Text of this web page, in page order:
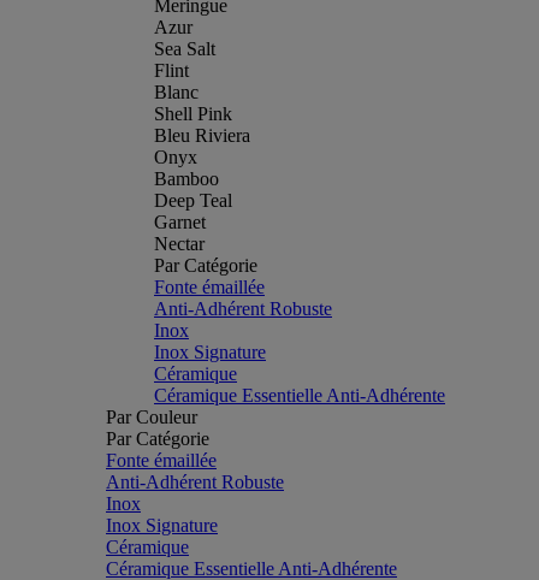
Meringue
Azur
Sea Salt
Flint
Blanc
Shell Pink
Bleu Riviera
Onyx
Bamboo
Deep Teal
Garnet
Nectar
Par Catégorie
Fonte émaillée
Anti-Adhérent Robuste
Inox
Inox Signature
Céramique
Céramique Essentielle Anti-Adhérente
Par Couleur
Par Catégorie
Fonte émaillée
Anti-Adhérent Robuste
Inox
Inox Signature
Céramique
Céramique Essentielle Anti-Adhérente